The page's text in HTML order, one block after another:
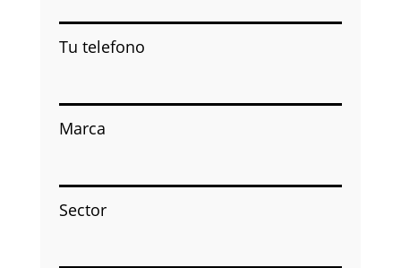
Tu telefono
Marca
Sector